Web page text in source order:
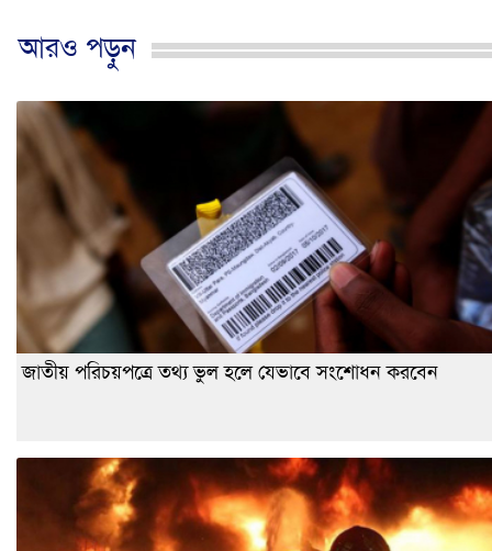
আরও পড়ুন
জাতীয় পরিচয়পত্রে তথ্য ভুল হলে যেভাবে সংশোধন করবেন